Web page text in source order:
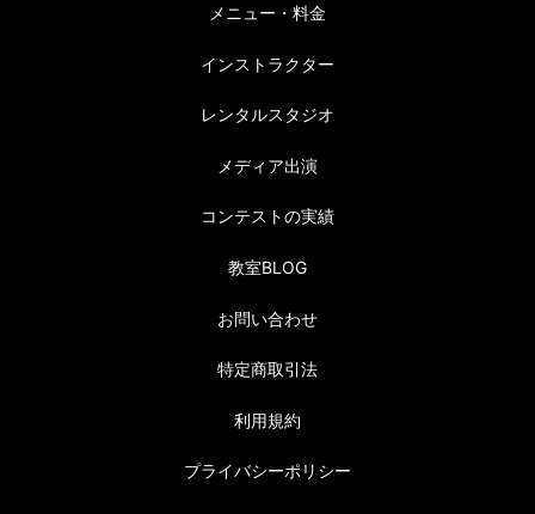
メニュー・料金
インストラクター
レンタルスタジオ
メディア出演
コンテストの実績
教室BLOG
お問い合わせ
特定商取引法
利用規約
プライバシーポリシー